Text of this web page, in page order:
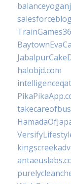
halobjd.com